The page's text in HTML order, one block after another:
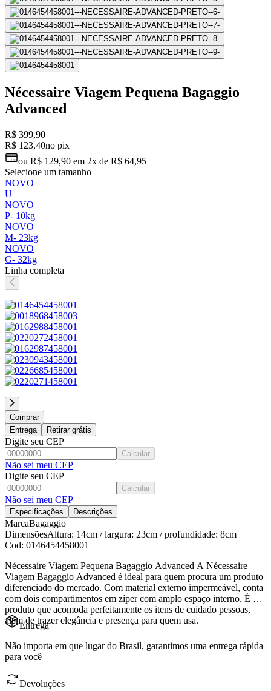
Nécessaire Viagem Pequena Bagaggio
Advanced
R$ 399,90
R$ 123,40no pix
ou R$ 129,90 em 2x de R$ 64,95
Selecione um tamanho
NOVO
U
NOVO
P- 10kg
NOVO
M- 23kg
NOVO
G- 32kg
Linha completa
Comprar
Entrega
Retirar grátis
Digite seu CEP
Calcular
Não sei meu CEP
Digite seu CEP
Calcular
Não sei meu CEP
Especificações Descrições
MarcaBagaggio
DimensõesAltura: 14cm / largura: 23cm / profundidade: 8cm
Cod: 0146454458001
Nécessaire Viagem Pequena Bagaggio Advanced A Nécessaire
Viagem Bagaggio Advanced é ideal para quem procura um produto
diferenciado do mercado. Com material externo impermeável, conta
com dois compartimentos em zíper com amplo espaço interno. É um
produto que acomoda perfeitamente os itens de cuidado pessoas,
além de trazer elegância e presença para quem usa.
Entrega
Não importa em que lugar do Brasil, garantimos uma entrega rápida
para você
Devoluções